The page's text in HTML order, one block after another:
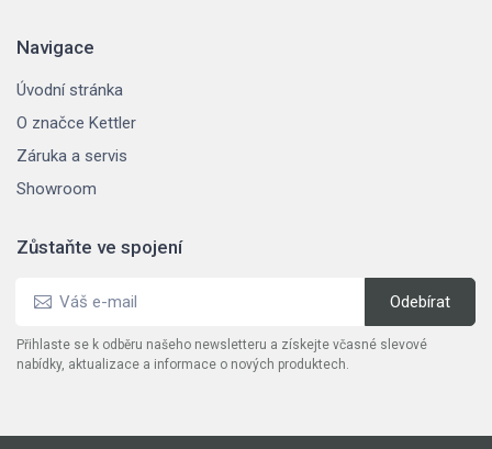
Navigace
Úvodní stránka
O značce Kettler
Záruka a servis
Showroom
Zůstaňte ve spojení
Přihlaste se k odběru našeho newsletteru a získejte včasné slevové
nabídky, aktualizace a informace o nových produktech.